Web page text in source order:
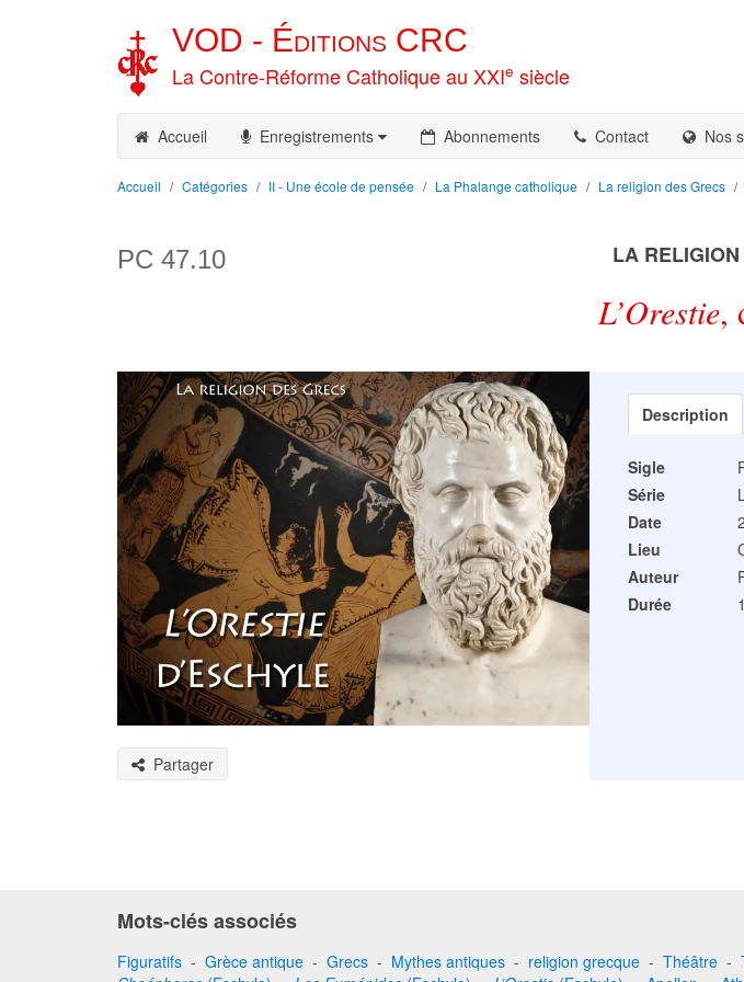
VOD - Éditions CRC
La Contre-Réforme Catholique au XXIe siècle
Accueil Enregistrements Abonnements Contact Nos
Accueil Catégories II - Une école de pensée La Phalange catholique La religion des Grecs
PC 47.10 LA
L’Orestie,
Partager
Description
Sigle
Série
Date
Lieu
Auteur
Durée
Mots-clés associés
Figuratifs - Grèce antique - Grecs - Mythes antiques - religion grecque - Théâtre -